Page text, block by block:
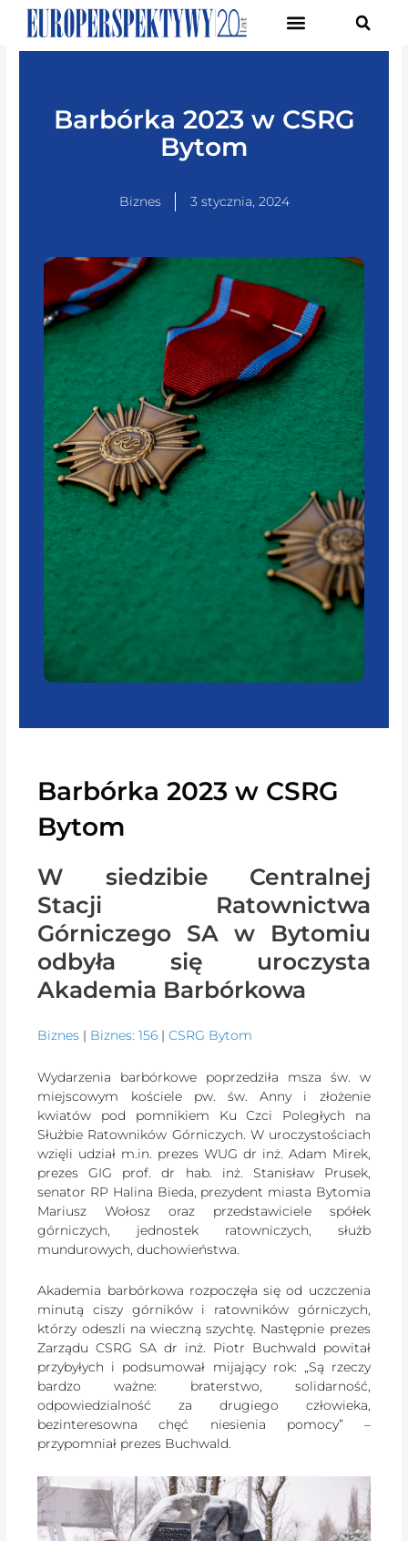
Barbórka 2023 w CSRG
Bytom
Biznes 3 stycznia, 2024
Barbórka 2023 w CSRG
Bytom
W siedzibie Centralnej
Stacji Ratownictwa
Górniczego SA w Bytomiu
odbyła się uroczysta
Akademia Barbórkowa
Biznes | Biznes: 156 |CSRG Bytom
Wydarzenia barbórkowe poprzedziła msza św. w
miejscowym kościele pw. św. Anny i złożenie
kwiatów pod pomnikiem Ku Czci Poległych na
Służbie Ratowników Górniczych. W uroczystościach
wzięli udział m.in. prezes WUG dr inż. Adam Mirek,
prezes GIG prof. dr hab. inż. Stanisław Prusek,
senator RP Halina Bieda, prezydent miasta Bytomia
Mariusz Wołosz oraz przedstawiciele spółek
górniczych, jednostek ratowniczych, służb
mundurowych, duchowieństwa.
Akademia barbórkowa rozpoczęła się od uczczenia
minutą ciszy górników i ratowników górniczych,
którzy odeszli na wieczną szychtę. Następnie prezes
Zarządu CSRG SA dr inż. Piotr Buchwald powitał
przybyłych i podsumował mijający rok: „Są rzeczy
bardzo ważne: braterstwo, solidarność,
odpowiedzialność za drugiego człowieka,
bezinteresowna chęć niesienia pomocy” –
przypomniał prezes Buchwald.